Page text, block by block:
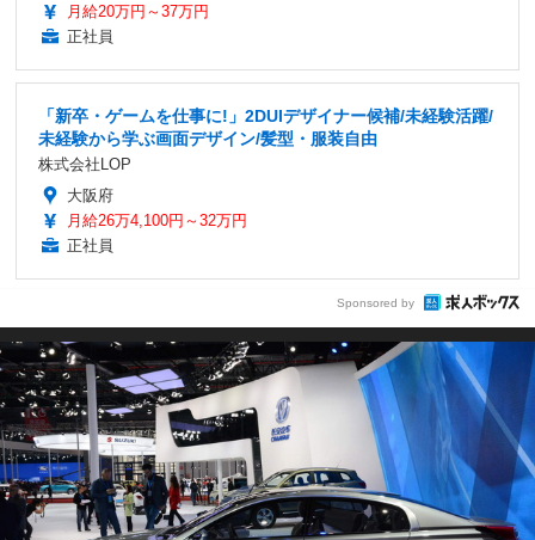
月給20万円～37万円
正社員
「新卒・ゲームを仕事に!」2DUIデザイナー候補/未経験活躍/
未経験から学ぶ画面デザイン/髪型・服装自由
株式会社LOP
大阪府
月給26万4,100円～32万円
正社員
Sponsored by